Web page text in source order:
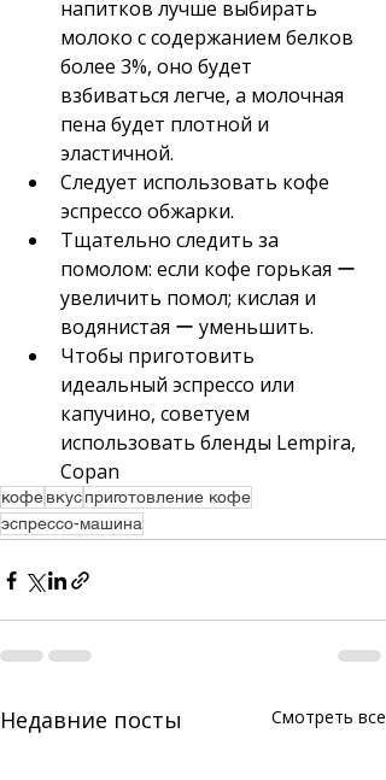
напитков лучше выбирать
молоко с содержанием белков
более 3%, оно будет
взбиваться легче, а молочная
пена будет плотной и
эластичной.
Следует использовать кофе
эспрессо обжарки.
Тщательно следить за
помолом: если кофе горькая ー
увеличить помол; кислая и
водянистая ー уменьшить.
Чтобы приготовить
идеальный эспрессо или
капучино, советуем
использовать бленды Lempira,
Copan
кофевкусприготовление кофе
эспрессо-машина
Недавние посты Смотреть все